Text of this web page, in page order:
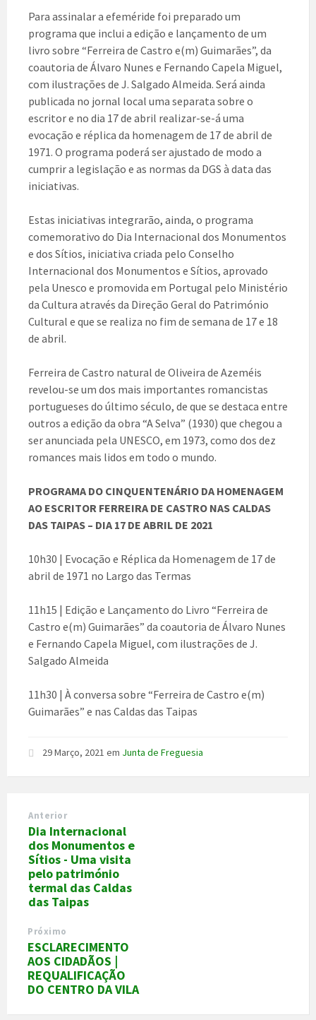
Para assinalar a efeméride foi preparado um
programa que inclui a edição e lançamento de um
livro sobre “Ferreira de Castro e(m) Guimarães”, da
coautoria de Álvaro Nunes e Fernando Capela Miguel,
com ilustrações de J. Salgado Almeida. Será ainda
publicada no jornal local uma separata sobre o
escritor e no dia 17 de abril realizar-se-á uma
evocação e réplica da homenagem de 17 de abril de
1971. O programa poderá ser ajustado de modo a
cumprir a legislação e as normas da DGS à data das
iniciativas.
Estas iniciativas integrarão, ainda, o programa
comemorativo do Dia Internacional dos Monumentos
e dos Sítios, iniciativa criada pelo Conselho
Internacional dos Monumentos e Sítios, aprovado
pela Unesco e promovida em Portugal pelo Ministério
da Cultura através da Direção Geral do Património
Cultural e que se realiza no fim de semana de 17 e 18
de abril.
Ferreira de Castro natural de Oliveira de Azeméis
revelou-se um dos mais importantes romancistas
portugueses do último século, de que se destaca entre
outros a edição da obra “A Selva” (1930) que chegou a
ser anunciada pela UNESCO, em 1973, como dos dez
romances mais lidos em todo o mundo.
PROGRAMA DO CINQUENTENÁRIO DA HOMENAGEM
AO ESCRITOR FERREIRA DE CASTRO NAS CALDAS
DAS TAIPAS – DIA 17 DE ABRIL DE 2021
10h30 | Evocação e Réplica da Homenagem de 17 de
abril de 1971 no Largo das Termas
11h15 | Edição e Lançamento do Livro “Ferreira de
Castro e(m) Guimarães” da coautoria de Álvaro Nunes
e Fernando Capela Miguel, com ilustrações de J.
Salgado Almeida
11h30 | À conversa sobre “Ferreira de Castro e(m)
Guimarães” e nas Caldas das Taipas
29 Março, 2021 em Junta de Freguesia
Anterior
Dia Internacional
dos Monumentos e
Sítios - Uma visita
pelo património
termal das Caldas
das Taipas
Próximo
ESCLARECIMENTO
AOS CIDADÃOS |
REQUALIFICAÇÃO
DO CENTRO DA VILA